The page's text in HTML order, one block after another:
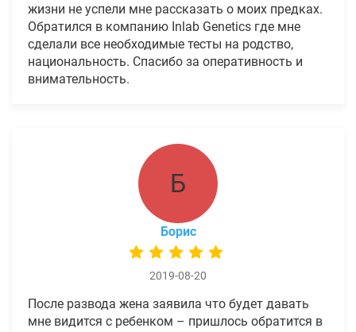
жизни не успели мне рассказать о моих предках.
Обратился в компанию Inlab Genetics где мне
сделали все необходимые тесты на родство,
национальность. Спасибо за оперативность и
внимательность.
Б
Борис
2019-08-20
После развода жена заявила что будет давать
мне видится с ребенком – пришлось обратится в